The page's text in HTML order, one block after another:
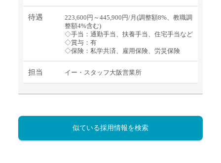
待遇
223,600円～445,900円/月(調整額8%、教職調
整額4%含む)
◇手当：通勤手当、扶養手当、住宅手当など
◇賞与：有
◇保険：私学共済、雇用保険、労災保険
担当 イー・スタッフ大阪営業所
似ている採用情報を検索